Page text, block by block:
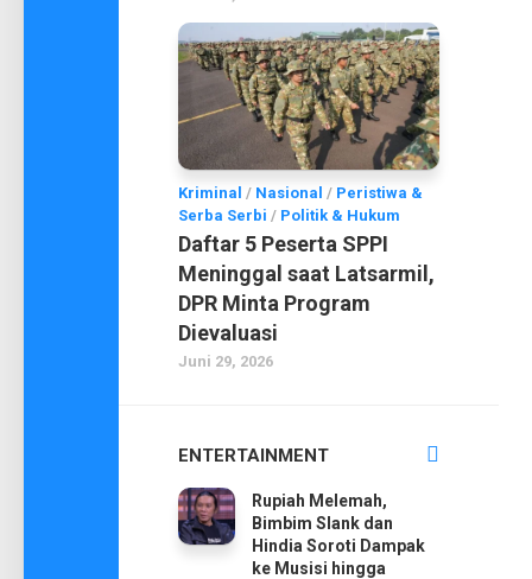
Kriminal / Nasional / Peristiwa &
Serba Serbi / Politik & Hukum
Daftar 5 Peserta SPPI
Meninggal saat Latsarmil,
DPR Minta Program
Dievaluasi
Juni 29, 2026
ENTERTAINMENT
Rupiah Melemah,
Bimbim Slank dan
Hindia Soroti Dampak
ke Musisi hingga